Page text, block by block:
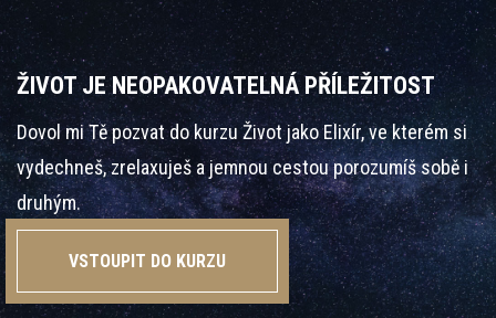
ŽIVOT JE NEOPAKOVATELNÁ PŘÍLEŽITOST
Dovol mi Tě pozvat do kurzu Život jako Elixír, ve kterém si
vydechneš, zrelaxuješ a jemnou cestou porozumíš sobě i
druhým.
VSTOUPIT DO KURZU